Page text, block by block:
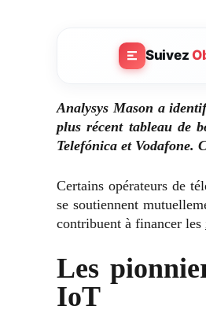
Suivez
Analysys Mason a
plus récent tableau de
Telefónica et Vodafone.
Certains opérateurs de
se soutiennent
contribuent à financer les
Les
IoT